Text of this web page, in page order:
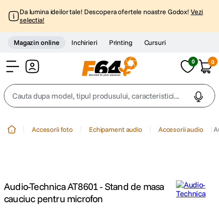
Da lumina ideilor tale! Descopera ofertele noastre Godox! Vezi
selectia!
Magazin online Inchirieri Printing Cursuri
0 0
Cauta dupa model, tipul produsului, caracteristici...
trepied telefon
Accesorii foto Echipament audio Accesorii audio
Audio-Technica AT8601 - Stand de masa
cauciuc pentru microfon